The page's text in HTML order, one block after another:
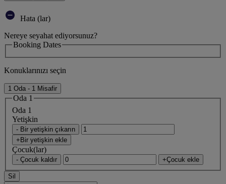
Hata (lar)
Nereye seyahat ediyorsunuz?
Booking Dates
Konuklarınızı seçin
1 Oda - 1 Misafir
Oda 1
Oda 1
Yetişkin
- Bir yetişkin çıkarın
+Bir yetişkin ekle
Çocuk(lar)
- Çocuk kaldır +Çocuk ekle
Sil